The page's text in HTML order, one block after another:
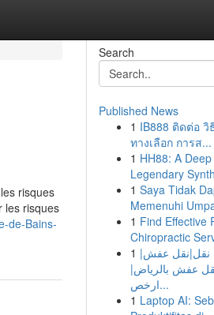
risques
les risques
de-Bains-
Search
Published News
1 IB888 ติดต่อ
ทางเลือก การส...
1 HH88: A
Legendary Synth
1 Saya Tidak
Memenuhi
1 Find Effective
Chiropractic
1 نقل|نقل عفش|
عفش بالرياض|
ارخص...
1 Laptop AI: